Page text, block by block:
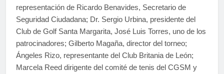
representación de Ricardo Benavides, Secretario de
Seguridad Ciudadana; Dr. Sergio Urbina, presidente del
Club de Golf Santa Margarita, José Luis Torres, uno de los
patrocinadores; Gilberto Magaña, director del torneo;
Ángeles Rizo, representante del Club Britania de León;
Marcela Reed dirigente del comité de tenis del CGSM y